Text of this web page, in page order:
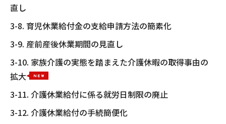
直し
3-8. 育児休業給付金の支給申請方法の簡素化
3-9. 産前産後休業期間の見直し
3-10. 家族介護の実態を踏まえた介護休暇の取得事由の
拡大
3-11. 介護休業給付に係る就労日制限の廃止
3-12. 介護休業給付の手続簡便化